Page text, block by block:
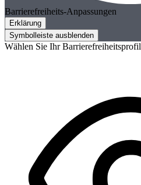
Barrierefreiheits-Anpassungen
Erklärung
Symbolleiste ausblenden
Wählen Sie Ihr Barrierefreiheitsprofil